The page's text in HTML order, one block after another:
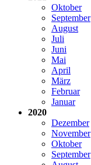
Oktober
September
August
Juli
Juni
Mai
April
März
Februar
Januar
2020
Dezember
November
Oktober
September